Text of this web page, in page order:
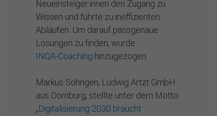
Neueinsteiger:innen den Zugang zu
Wissen und führte zu ineffizienten
Abläufen. Um darauf passgenaue
Lösungen zu finden, wurde
INQA‑Coaching hinzugezogen.
Markus Söhngen, Ludwig Artzt GmbH
aus Dornburg, stellte unter dem Motto
„Digitalisierung 2030 braucht